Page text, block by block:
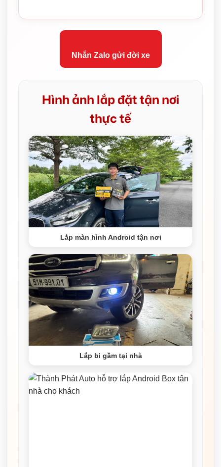
Nhắn Zalo gửi đời xe
Hình ảnh lắp đặt tận nơi
thực tế
Lắp màn hình Android tận nơi
Lắp bi gầm tại nhà